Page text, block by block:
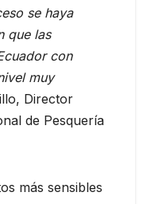
se haya
que las
con
muy
Director
de Pesquería
más sensibles